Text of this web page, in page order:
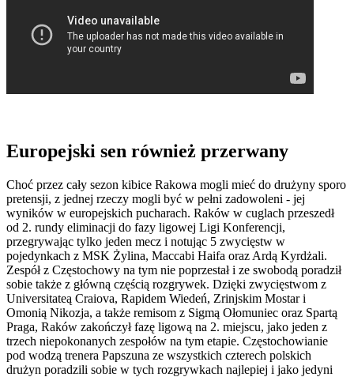
Europejski sen również przerwany
Choć przez cały sezon kibice Rakowa mogli mieć do drużyny sporo
pretensji, z jednej rzeczy mogli być w pełni zadowoleni - jej
wyników w europejskich pucharach. Raków w cuglach przeszedł
od 2. rundy eliminacji do fazy ligowej Ligi Konferencji,
przegrywając tylko jeden mecz i notując 5 zwycięstw w
pojedynkach z MSK Żylina, Maccabi Haifa oraz Ardą Kyrdżali.
Zespół z Częstochowy na tym nie poprzestał i ze swobodą poradził
sobie także z główną częścią rozgrywek. Dzięki zwycięstwom z
Universitateą Craiova, Rapidem Wiedeń, Zrinjskim Mostar i
Omonią Nikozja, a także remisom z Sigmą Ołomuniec oraz Spartą
Praga, Raków zakończył fazę ligową na 2. miejscu, jako jeden z
trzech niepokonanych zespołów na tym etapie. Częstochowianie
pod wodzą trenera Papszuna ze wszystkich czterech polskich
drużyn poradzili sobie w tych rozgrywkach najlepiej i jako jedyni